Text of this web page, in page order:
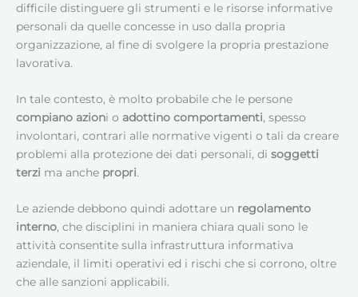
difficile distinguere gli strumenti e le risorse informative
personali da quelle concesse in uso dalla propria
organizzazione, al fine di svolgere la propria prestazione
lavorativa.
In tale contesto, è molto probabile che le persone
compiano azioni o adottino comportamenti, spesso
involontari, contrari alle normative vigenti o tali da creare
problemi alla protezione dei dati personali, di soggetti
terzi ma anche propri.
Le aziende debbono quindi adottare un regolamento
interno, che disciplini in maniera chiara quali sono le
attività consentite sulla infrastruttura informativa
aziendale, il limiti operativi ed i rischi che si corrono, oltre
che alle sanzioni applicabili.